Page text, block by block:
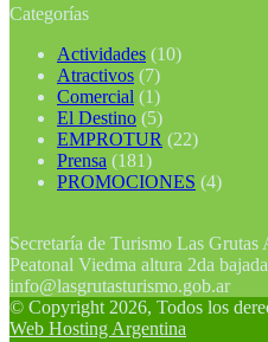
Categorías
Actividades (10)
Atractivos (7)
Comercial (1)
El Destino (5)
EMPROTUR (22)
Prensa (181)
PROMOCIONES (4)
Secretaría de Turismo Las
Peatonal Viedma altura 2da
info@lasgrutasturismo.gob.ar
© Copyright 2026, Todos los
Web Hosting Argentina